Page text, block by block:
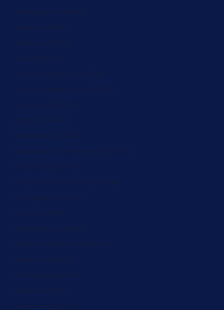
Nicaragua (ZAR R)
Niger (ZAR R)
Nigeria (ZAR R)
Niue (ZAR R)
Norfolk Island (ZAR R)
North Macedonia (ZAR R)
Norway (ZAR R)
Oman (ZAR R)
Pakistan (ZAR R)
Palestinian Territories (ZAR R)
Panama (ZAR R)
Papua New Guinea (ZAR R)
Paraguay (ZAR R)
Peru (ZAR R)
Philippines (ZAR R)
Pitcairn Islands (ZAR R)
Poland (ZAR R)
Portugal (ZAR R)
Qatar (ZAR R)
Réunion (ZAR R)